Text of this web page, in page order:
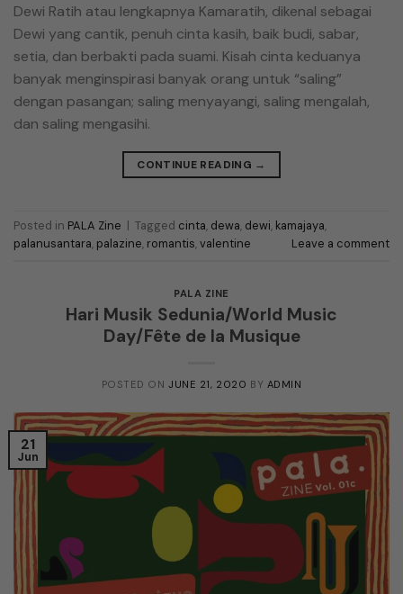
Dewi Ratih atau lengkapnya Kamaratih, dikenal sebagai
Dewi yang cantik, penuh cinta kasih, baik budi, sabar,
setia, dan berbakti pada suami. Kisah cinta keduanya
banyak menginspirasi banyak orang untuk “saling”
dengan pasangan; saling menyayangi, saling mengalah,
dan saling mengasihi.
CONTINUE READING →
Posted in PALA Zine | Tagged cinta, dewa, dewi, kamajaya,
palanusantara, palazine, romantis,valentine Leave a comment
PALA ZINE
Hari Musik Sedunia/World Music
Day/Fête de la Musique
POSTED ONJUNE 21, 2020 BY ADMIN
21
Jun